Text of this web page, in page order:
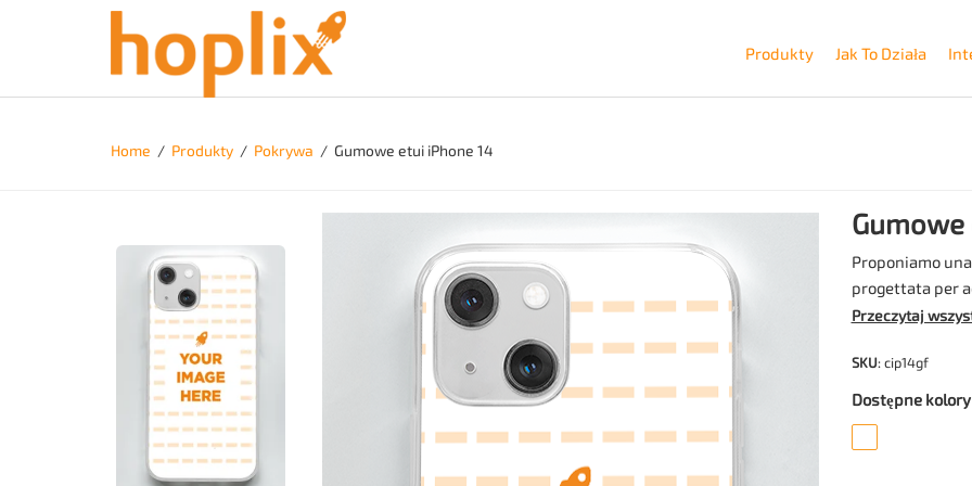
Produkty Jak To Działa
Home / Produkty / Pokrywa / Gumowe etui iPhone 14
Gumowe
Proponiamo
progettata per
applicabile in
una placchetta
integrata nella
accessibili e
Przeczytaj
SKU: cip14gf
Dostępne kolory